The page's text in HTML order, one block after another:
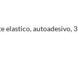
elastico, autoadesivo, 3